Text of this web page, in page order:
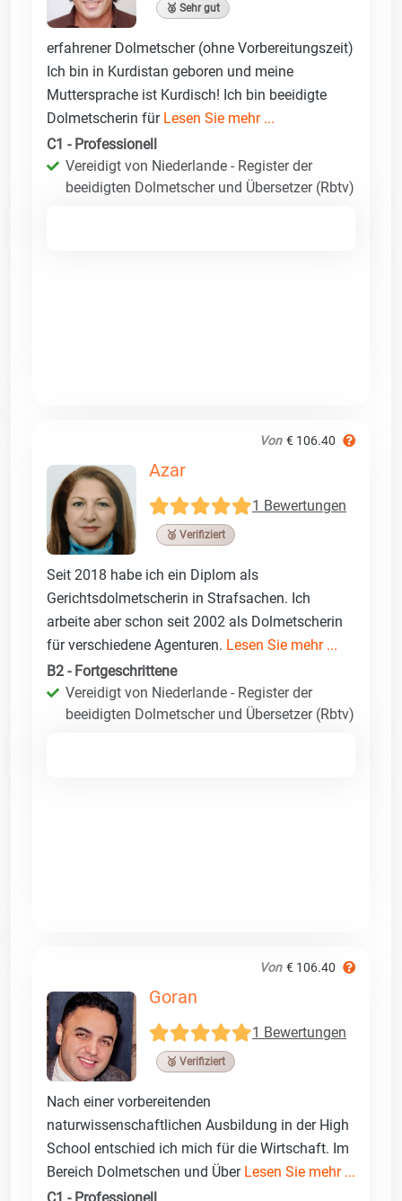
🥈 Sehr gut
erfahrener Dolmetscher (ohne Vorbereitungszeit)
Ich bin in Kurdistan geboren und meine
Muttersprache ist Kurdisch! Ich bin beeidigte
Dolmetscherin für Lesen Sie mehr ...
C1 - Professionell
Vereidigt von Niederlande - Register der
beeidigten Dolmetscher und Übersetzer (Rbtv)
Von € 106.40
Azar
1 Bewertungen
🥉 Verifiziert
Seit 2018 habe ich ein Diplom als
Gerichtsdolmetscherin in Strafsachen. Ich
arbeite aber schon seit 2002 als Dolmetscherin
für verschiedene Agenturen. Lesen Sie mehr ...
B2 - Fortgeschrittene
Vereidigt von Niederlande - Register der
beeidigten Dolmetscher und Übersetzer (Rbtv)
Von € 106.40
Goran
1 Bewertungen
🥉 Verifiziert
Nach einer vorbereitenden
naturwissenschaftlichen Ausbildung in der High
School entschied ich mich für die Wirtschaft. Im
Bereich Dolmetschen und Über Lesen Sie mehr ...